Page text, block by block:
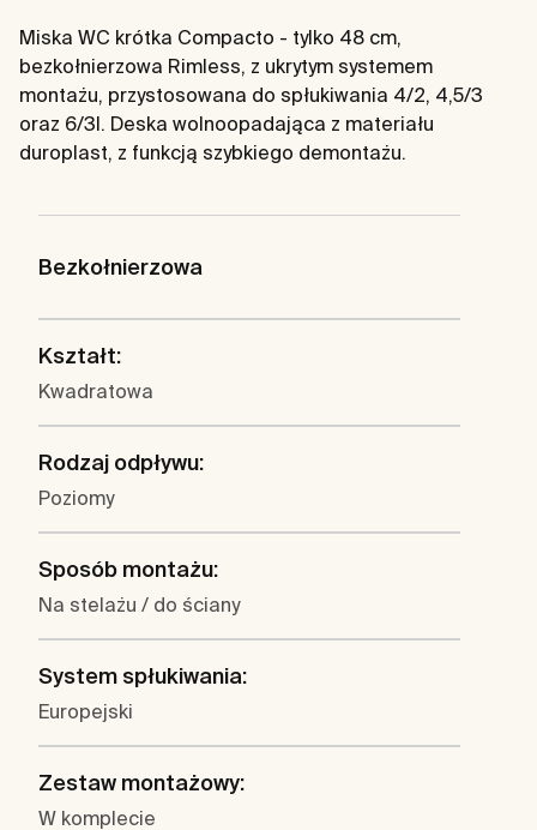
Miska WC krótka Compacto - tylko 48 cm,
bezkołnierzowa Rimless, z ukrytym systemem
montażu, przystosowana do spłukiwania 4/2, 4,5/3
oraz 6/3l. Deska wolnoopadająca z materiału
duroplast, z funkcją szybkiego demontażu.
Bezkołnierzowa
Kształt:
Kwadratowa
Rodzaj odpływu:
Poziomy
Sposób montażu:
Na stelażu / do ściany
System spłukiwania:
Europejski
Zestaw montażowy:
W komplecie